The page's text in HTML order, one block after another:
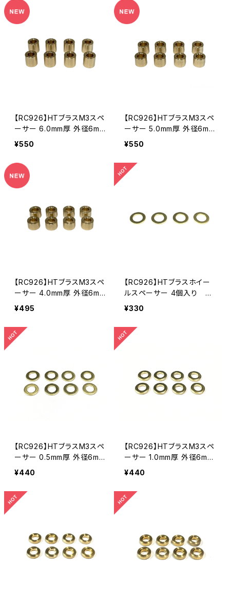
【RC926】HTブラスM3スペ
ーサー 6.0mm厚 外径6mm
8個入り KN-HTBSS13
¥550
【RC926】HTブラスM3スペ
ーサー 5.0mm厚 外径6mm
8個入り KN-HTBSS12
¥550
【RC926】HTブラスM3スペ
ーサー 4.0mm厚 外径6mm
8個入り KN-HTBSS11
¥495
【RC926】HTブラスホイー
ルスペーサー 4個入り K
N-HTBSS03
¥330
【RC926】HTブラスM3スペ
ーサー 0.5mm厚 外径6mm
8個入り KN-HTBSS04
¥440
【RC926】HTブラスM3スペ
ーサー 1.0mm厚 外径6mm
8個入り KN-HTBSS05
¥440